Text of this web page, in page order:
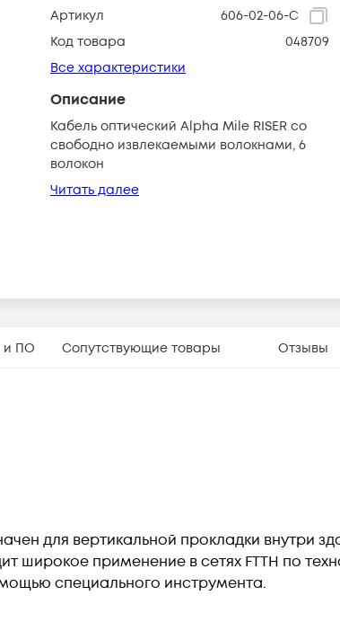
Артикул
606-02-06-C
Код товара
048709
Все характеристики
Описание
Кабель оптический Alpha Mile RISER со
свободно извлекаемыми волокнами, 6
волокон
Читать далее
и ПО Сопутствующие товары Отзывы
для вертикальной прокладки внутри
широкое применение в сетях FTTH по
специального инструмента.